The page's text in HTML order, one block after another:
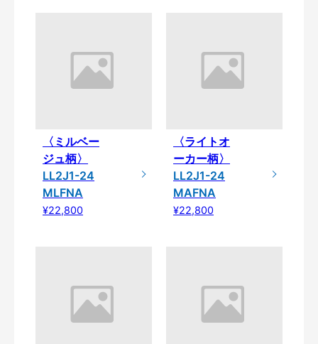
〈ミルベー
ジュ柄〉
LL2J1-24
MLFNA
¥22,800
〈ライトオ
ーカー柄〉
LL2J1-24
MAFNA
¥22,800